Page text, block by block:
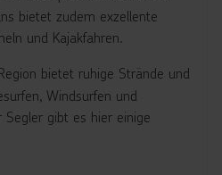
bietet zudem exzellente
und Kajakfahren.
bietet ruhige Strände und
Windsurfen und
Segler gibt es hier einige